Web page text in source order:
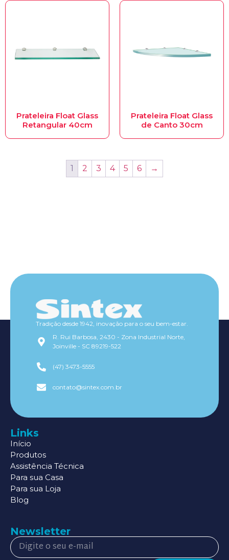
Prateleira Float Glass
Retangular 40cm
Prateleira Float Glass
de Canto 30cm
1 2 3 4 5 6 →
Tradição desde 1942, inovação para o seu bem-estar.
R. Rui Barbosa, 2430 - Zona Industrial Norte,
Joinville - SC 89219-522
(47) 3473-5555
contato@sintex.com.br
Links
Início
Produtos
Assistência Técnica
Para sua Casa
Para sua Loja
Blog
Newsletter